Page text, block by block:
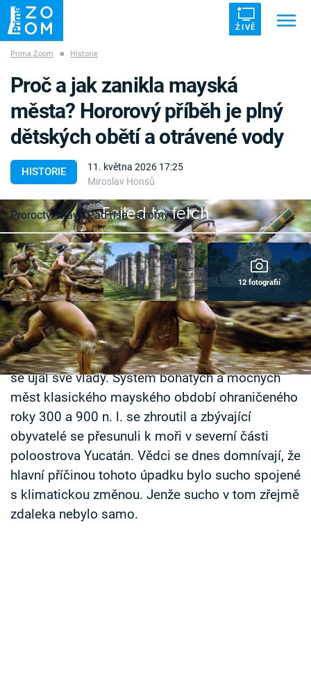
ŽIVĚ
ZÁHADY VETŘELCI DÁVNOVĚKU
Témata
Témata
Pořady
TV Program
Časopis
Sledujte prima+
Přihlášení
Sledujte nás
Prima Zoom ■ Historie
HISTORIE
11. května 2026 17:25
Miroslav Honsů
Proč a jak zanikla mayská
města? Hororový příběh je plný
dětských obětí a otrávené vody
Failed to fetch
Proroctví Mayů Pád říše - stromy
12 fotografií
Všechny mayské nížiny potkal kolem roku 1000
stejný osud: úpadek měst. Lidé je opustili a les
se ujal své vlády. Systém bohatých a mocných
měst klasického mayského období ohraničeného
roky 300 a 900 n. l. se zhroutil a zbývající
obyvatelé se přesunuli k moři v severní části
poloostrova Yucatán. Vědci se dnes domnívají, že
hlavní příčinou tohoto úpadku bylo sucho spojené
s klimatickou změnou. Jenže sucho v tom zřejmě
zdaleka nebylo samo.